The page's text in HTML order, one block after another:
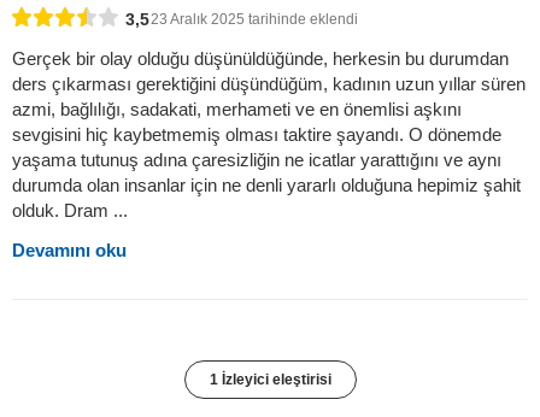
3,523 Aralık 2025 tarihinde eklendi
Gerçek bir olay olduğu düşünüldüğünde, herkesin bu durumdan
ders çıkarması gerektiğini düşündüğüm, kadının uzun yıllar süren
azmi, bağlılığı, sadakati, merhameti ve en önemlisi aşkını
sevgisini hiç kaybetmemiş olması taktire şayandı. O dönemde
yaşama tutunuş adına çaresizliğin ne icatlar yarattığını ve aynı
durumda olan insanlar için ne denli yararlı olduğuna hepimiz şahit
olduk. Dram ...
Devamını oku
1 İzleyici eleştirisi